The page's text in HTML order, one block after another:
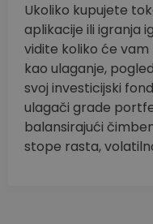
Ukoliko kupujete
aplikacije ili igranja
vidite koliko će vam
kao ulaganje,
svoj investicijski
ulagači grade
balansirajući
stope rasta,